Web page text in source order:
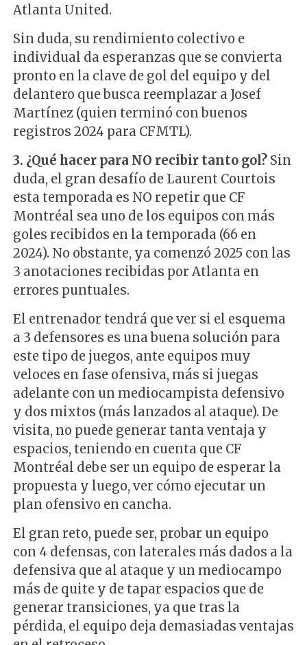
Atlanta United.
Sin duda, su rendimiento colectivo e
individual da esperanzas que se convierta
pronto en la clave de gol del equipo y del
delantero que busca reemplazar a Josef
Martínez (quien terminó con buenos
registros 2024 para CFMTL).
3. ¿Qué hacer para NO recibir tanto gol? Sin
duda, el gran desafío de Laurent Courtois
esta temporada es NO repetir que CF
Montréal sea uno de los equipos con más
goles recibidos en la temporada (66 en
2024). No obstante, ya comenzó 2025 con las
3 anotaciones recibidas por Atlanta en
errores puntuales.
El entrenador tendrá que ver si el esquema
a 3 defensores es una buena solución para
este tipo de juegos, ante equipos muy
veloces en fase ofensiva, más si juegas
adelante con un mediocampista defensivo
y dos mixtos (más lanzados al ataque). De
visita, no puede generar tanta ventaja y
espacios, teniendo en cuenta que CF
Montréal debe ser un equipo de esperar la
propuesta y luego, ver cómo ejecutar un
plan ofensivo en cancha.
El gran reto, puede ser, probar un equipo
con 4 defensas, con laterales más dados a la
defensiva que al ataque y un mediocampo
más de quite y de tapar espacios que de
generar transiciones, ya que tras la
pérdida, el equipo deja demasiadas ventajas